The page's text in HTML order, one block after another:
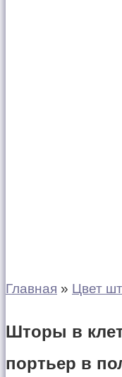
Главная » Цвет
Шторы в
портьер в